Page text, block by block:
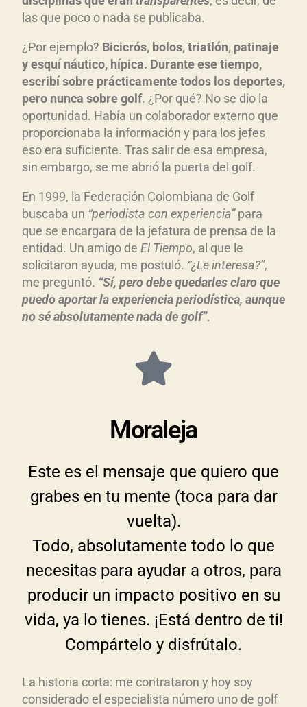
las que poco o nada se publicaba.
¿Por ejemplo? Bicicrós, bolos, triatlón, patinaje
y esquí náutico, hípica. Durante ese tiempo,
escribí sobre prácticamente todos los deportes,
pero nunca sobre golf. ¿Por qué? No se dio la
oportunidad. Había un colaborador externo que
proporcionaba la información y para los jefes
eso era suficiente. Tras salir de esa empresa,
sin embargo, se me abrió la puerta del golf.
En 1999, la Federación Colombiana de Golf
buscaba un “periodista con experiencia”para
que se encargara de la jefatura de prensa de la
entidad. Un amigo de El Tiempo, al que le
solicitaron ayuda, me postuló. “¿Le interesa?”,
me preguntó. “Sí, pero debe quedarles claro que
puedo aportar la experiencia periodística, aunque
no sé absolutamente nada de golf”.
Moraleja
Este es el mensaje que quiero que
grabes en tu mente (toca para dar
vuelta).
Todo, absolutamente todo lo que
necesitas para ayudar a otros, para
producir un impacto positivo en su
vida, ya lo tienes. ¡Está dentro de ti!
Compártelo y disfrútalo.
La historia corta: me contrataron y hoy soy
considerado el especialista número uno de golf